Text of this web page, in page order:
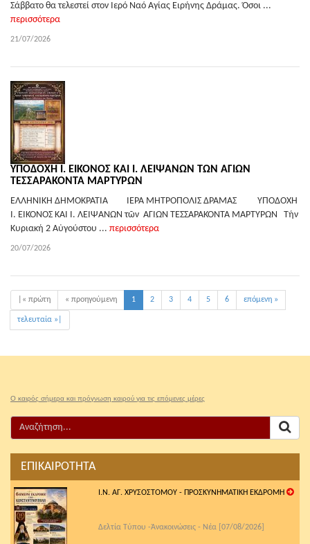
Σάββατο θα τελεστεί στον Ιερό Ναό Αγίας Ειρήνης Δράμας. Όσοι ...
περισσότερα
21/07/2026
ΥΠΟΔΟΧΗ Ι. ΕΙΚΟΝΟΣ ΚΑΙ Ι. ΛΕΙΨΑΝΩΝ ΤΩΝ ΑΓΙΩΝ
ΤΕΣΣΑΡΑΚΟΝΤΑ ΜΑΡΤΥΡΩΝ
ΕΛΛΗΝΙΚΗ ΔΗΜΟΚΡΑΤΙΑ ΙΕΡΑ ΜΗΤΡΟΠΟΛΙΣ ΔΡΑΜΑΣ ΥΠΟΔΟΧΗ
Ι. ΕΙΚΟΝΟΣ ΚΑΙ Ι. ΛΕΙΨΑΝΩΝ τῶν ΑΓΙΩΝ ΤΕΣΣΑΡΑΚΟΝΤΑ ΜΑΡΤΥΡΩΝ Τήν
Κυριακή 2 Αὐγούστου ... περισσότερα
20/07/2026
|« πρώτη « προηγούμενη 1 2 3 4 5 6 επόμενη »
τελευταία »|
Ο καιρός σήμερα και πρόγνωση καιρού για τις επόμενες μέρες
ΕΠΙΚΑΙΡΟΤΗΤΑ
Ι.Ν. ΑΓ. ΧΡΥΣΟΣΤΟΜΟΥ - ΠΡΟΣΚΥΝΗΜΑΤΙΚΗ ΕΚΔΡΟΜΗ
Δελτία Τύπου -Ἀνακοινώσεις - Νέα [07/08/2026]